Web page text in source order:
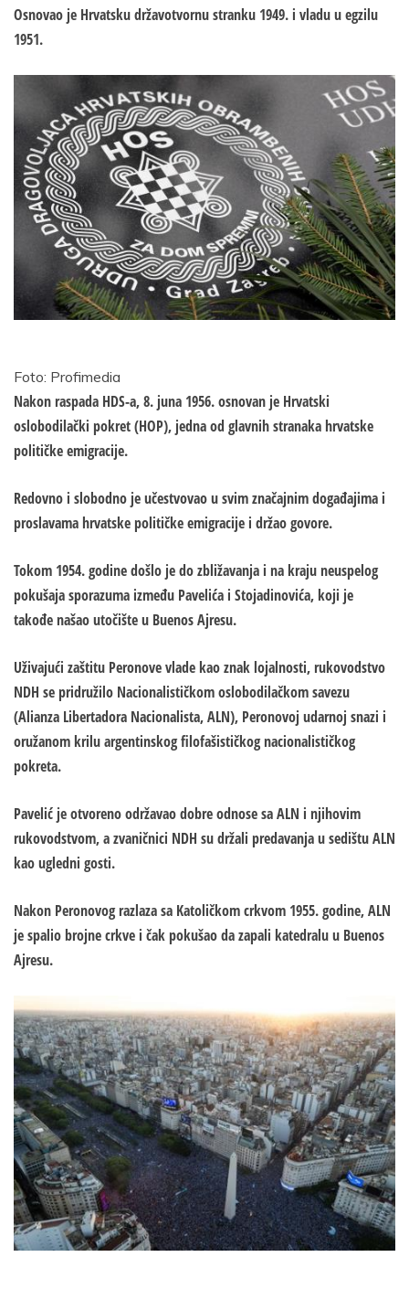
Osnovao je Hrvatsku državotvornu stranku 1949. i vladu u egzilu
1951.
Foto: Profimedia
Nakon raspada HDS-a, 8. juna 1956. osnovan je Hrvatski
oslobodilački pokret (HOP), jedna od glavnih stranaka hrvatske
političke emigracije.
Redovno i slobodno je učestvovao u svim značajnim događajima i
proslavama hrvatske političke emigracije i držao govore.
Tokom 1954. godine došlo je do zbližavanja i na kraju neuspelog
pokušaja sporazuma između Pavelića i Stojadinovića, koji je
takođe našao utočište u Buenos Ajresu.
Uživajući zaštitu Peronove vlade kao znak lojalnosti, rukovodstvo
NDH se pridružilo Nacionalističkom oslobodilačkom savezu
(Alianza Libertadora Nacionalista, ALN), Peronovoj udarnoj snazi i
oružanom krilu argentinskog filofašističkog nacionalističkog
pokreta.
Pavelić je otvoreno održavao dobre odnose sa ALN i njihovim
rukovodstvom, a zvaničnici NDH su držali predavanja u sedištu ALN
kao ugledni gosti.
Nakon Peronovog razlaza sa Katoličkom crkvom 1955. godine, ALN
je spalio brojne crkve i čak pokušao da zapali katedralu u Buenos
Ajresu.